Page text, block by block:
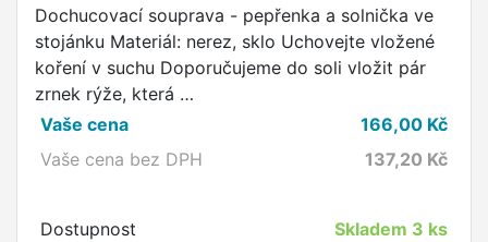
Dochucovací souprava - pepřenka a solnička ve
stojánku Materiál: nerez, sklo Uchovejte vložené
koření v suchu Doporučujeme do soli vložit pár
zrnek rýže, která …
Vaše cena
166,00 Kč
Vaše cena bez DPH
137,20 Kč
Dostupnost Skladem 3 ks